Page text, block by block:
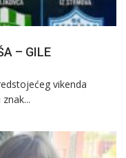
– GILE
vikenda